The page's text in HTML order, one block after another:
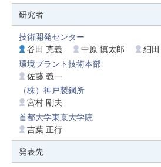
研究者
技術開発センター
谷田 克義
中原 慎太郎
細
環境プラント技術本部
佐藤 義一
（株）神戸製鋼所
宮村 剛夫
首都大学東京大学院
吉葉 正行
発表先